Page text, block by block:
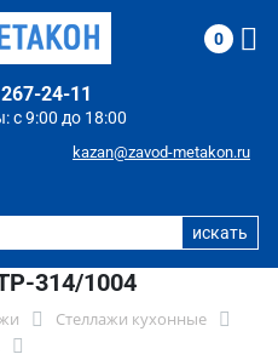
с 9:00 до 18:00
24-11
kazan@zavod-metakon.ru
0
314/1004
Стеллажи кухонные